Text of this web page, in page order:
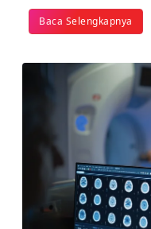
Baca Selengkapnya